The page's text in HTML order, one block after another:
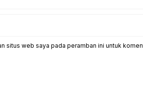
situs web saya pada peramban ini untuk